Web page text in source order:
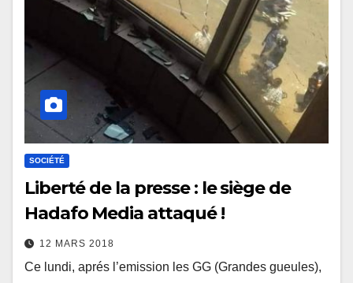
SOCIÉTÉ
Liberté de la presse : le siège de
Hadafo Media attaqué !
12 MARS 2018
Ce lundi, aprés l’emission les GG (Grandes gueules),